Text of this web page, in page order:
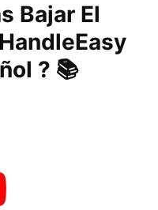
Bajar El
? 📚